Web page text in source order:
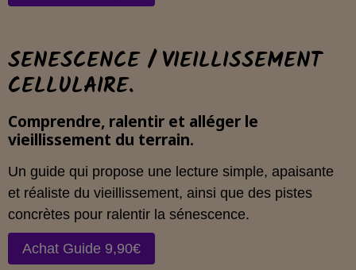
SENESCENCE / VIEILLISSEMENT
CELLULAIRE.
Comprendre, ralentir et alléger le
vieillissement du terrain.
Un guide qui propose une lecture simple, apaisante
et réaliste du vieillissement, ainsi que des pistes
concrètes pour ralentir la sénescence.
Achat Guide 9,90€